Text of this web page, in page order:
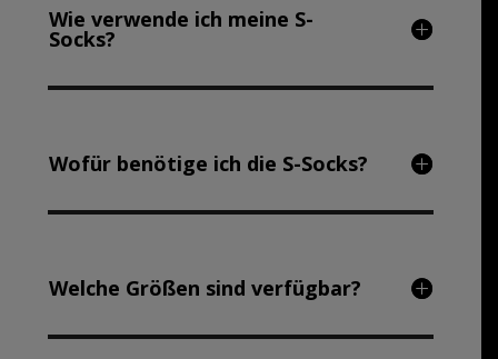
Wie verwende ich meine S-
Socks?
Wofür benötige ich die S-Socks?
Welche Größen sind verfügbar?